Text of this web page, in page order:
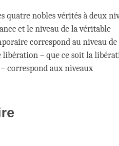
quatre nobles vérités à deux
et le niveau de la véritable
correspond au niveau de
– que ce soit la
correspond aux niveaux